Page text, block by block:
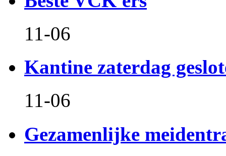
11-06
Kantine zaterdag
11-06
Gezamenlijke